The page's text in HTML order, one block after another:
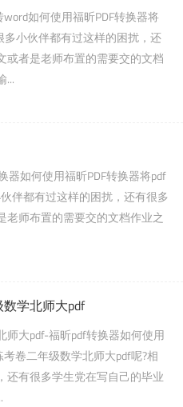
如何使用福昕PDF转换器将
小伙伴都有过这样的困扰，还
或者是老师布置的需要交的文档
...
器如何使用福昕PDF转换器将pdf
伴都有过这样的困扰，还有很多
师布置的需要交的文档作业之
学北师大pdf
师大pdf-福昕pdf转换器如何使用
卷二年级数学北师大pdf呢?相
还有很多学生党在写自己的毕业